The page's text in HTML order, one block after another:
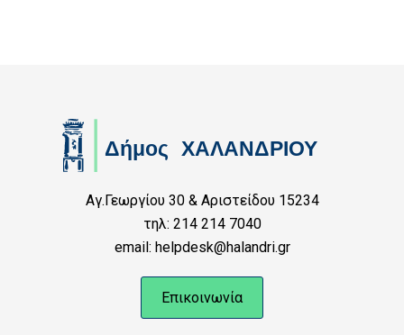
Αγ.Γεωργίου 30 & Αριστείδου 15234
τηλ: 214 214 7040
email: helpdesk@halandri.gr
Επικοινωνία